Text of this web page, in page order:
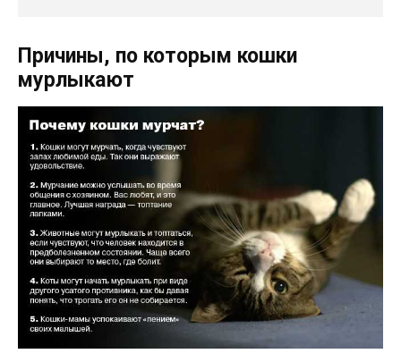
Причины, по которым кошки
мурлыкают